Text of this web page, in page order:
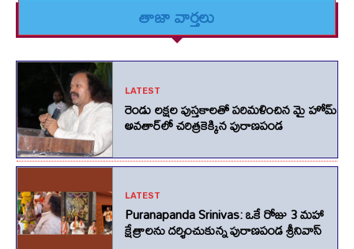
తాజా వార్తలు
LATEST
రెండు లక్షల పుస్తకాలతో పరిమళించిన మై హోమ్
అవతార్‌లో చరిత్రకెక్కిన పురాణపండ
LATEST
Puranapanda Srinivas: ఒకే రోజు 3 మహా
క్షేత్రాలను దర్శించుకున్న పురాణపండ శ్రీనివాస్